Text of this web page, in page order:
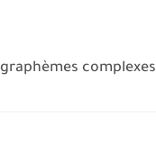
graphèmes complexes